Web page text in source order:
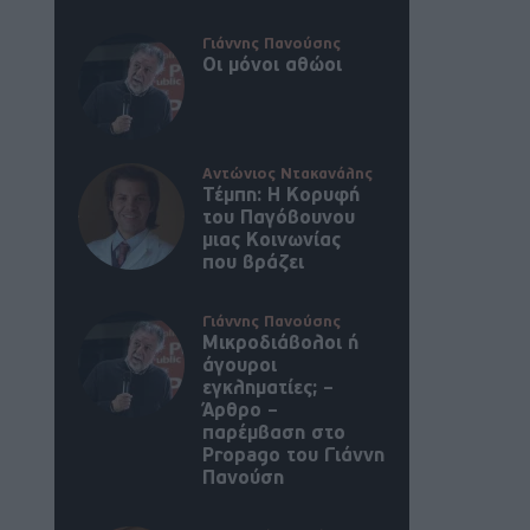
Γιάννης Πανούσης
Οι μόνοι αθώοι
Αντώνιος Ντακανάλης
Τέμπη: Η Κορυφή
του Παγόβουνου
μιας Κοινωνίας
που βράζει
Γιάννης Πανούσης
Μικροδιάβολοι ή
άγουροι
εγκληματίες; –
Άρθρο –
παρέμβαση στο
Propago του Γιάννη
Πανούση